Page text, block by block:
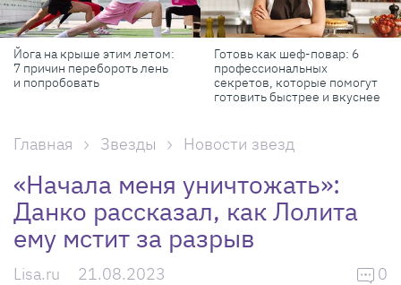
Йога на крыше этим летом:
7 причин перебороть лень
и попробовать
Готовь как шеф-повар: 6
профессиональных
секретов, которые помогут
готовить быстрее и вкуснее
Главная Звезды Новости звезд
«Начала меня уничтожать»:
Данко рассказал, как Лолита
ему мстит за разрыв
Lisa.ru 21.08.2023 0